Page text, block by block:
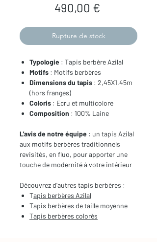
490,00 €
Rupture de stock
Typologie : Tapis berbère Azilal
Motifs : Motifs berbères
Dimensions du tapis : 2,45X1,45m
(hors franges)
Coloris : Ecru et multicolore
Composition : 100% Laine
L'avis de notre équipe : un tapis Azilal
aux motifs berbères traditionnels
revisités, en fluo, pour apporter une
touche de modernité à votre intérieur
Découvrez d'autres tapis berbères :
Tapis berbères Azilal
Tapis berbères de taille moyenne
Tapis berbères colorés